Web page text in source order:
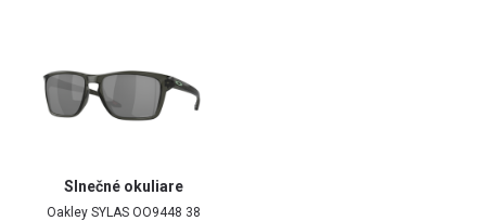
Slnečné okuliare
Oakley SYLAS OO9448 38